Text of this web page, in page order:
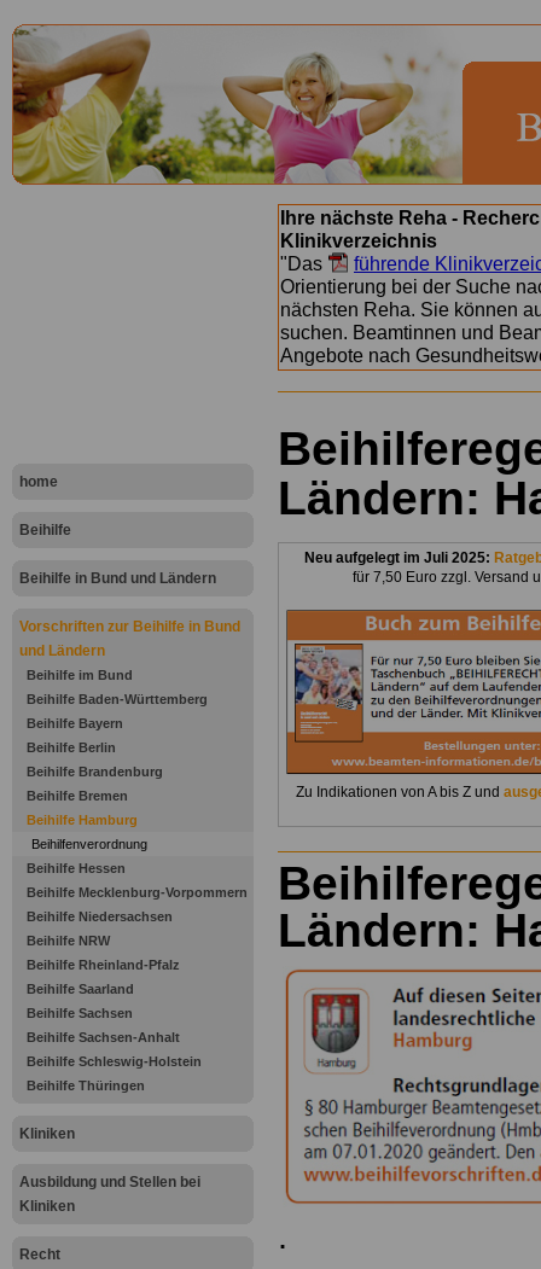
home
Beihilfe
Beihilfe in Bund und Ländern
Vorschriften zur Beihilfe in Bund
und Ländern
Beihilfe im Bund
Beihilfe Baden-Württemberg
Beihilfe Bayern
Beihilfe Berlin
Beihilfe Brandenburg
Beihilfe Bremen
Beihilfe Hamburg
Beihilfenverordnung
Beihilfe Hessen
Beihilfe Mecklenburg-Vorpommern
Beihilfe Niedersachsen
Beihilfe NRW
Beihilfe Rheinland-Pfalz
Beihilfe Saarland
Beihilfe Sachsen
Beihilfe Sachsen-Anhalt
Beihilfe Schleswig-Holstein
Beihilfe Thüringen
Kliniken
Ausbildung und Stellen bei
Kliniken
Recht
Ihre nächste Reha -
Klinikverzeichnis
"Das
führende
Orientierung bei der Suche
nächsten Reha. Sie können
suchen. Beamtinnen und
Angebote nach
Ländern:
Neu aufgelegt im Juli 2025:
für 7,50 Euro zzgl. Versand
Zu Indikationen von A bis Z und
Ländern:
.